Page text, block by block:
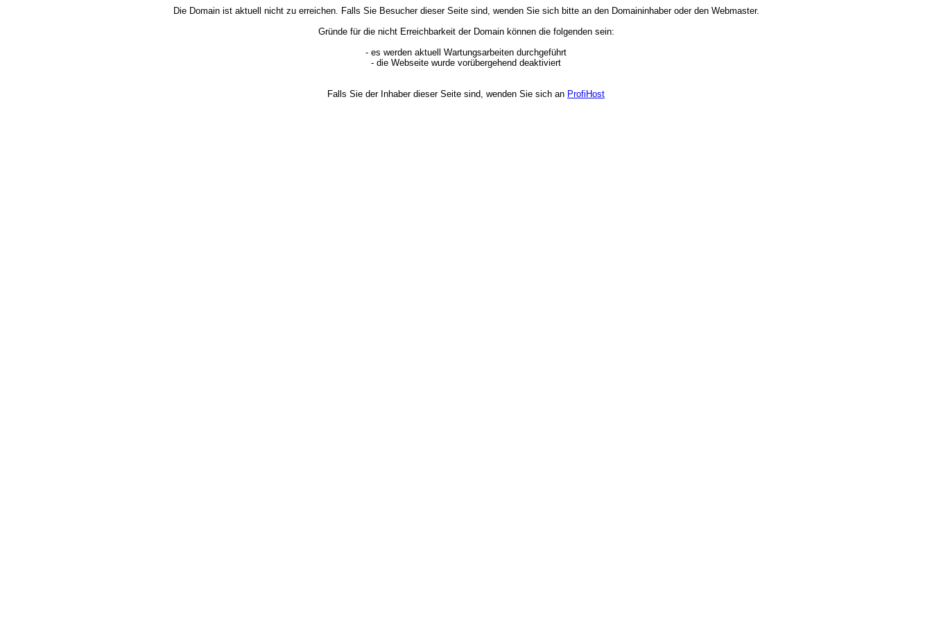
Die Domain ist aktuell nicht zu erreichen. Falls Sie Besucher dieser Seite sind, wenden Sie sich bitte an den Domaininhaber oder den Webmaster.
Gründe für die nicht Erreichbarkeit der Domain können die folgenden sein:
- es werden aktuell Wartungsarbeiten durchgeführt
- die Webseite wurde vorübergehend deaktiviert
Falls Sie der Inhaber dieser Seite sind, wenden Sie sich an ProfiHost